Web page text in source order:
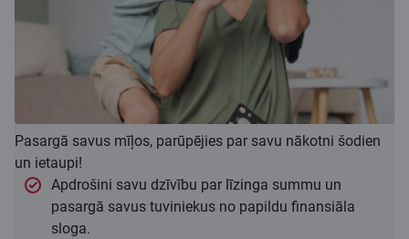
Pasargā savus mīļos, parūpējies par savu nākotni šodien
un ietaupi!
Apdrošini savu dzīvību par līzinga summu un
pasargā savus tuviniekus no papildu finansiāla
sloga.